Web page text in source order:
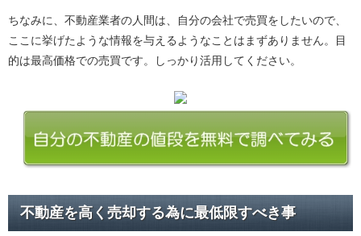
ちなみに、不動産業者の人間は、自分の会社で売買をしたいので、
ここに挙げたような情報を与えるようなことはまずありません。目
的は最高価格での売買です。しっかり活用してください。
不動産を高く売却する為に最低限すべき事